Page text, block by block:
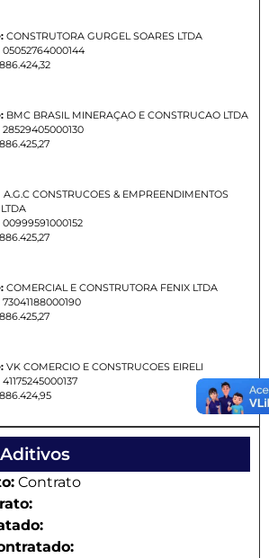
CONSTRUTORA GURGEL SOARES LTDA
05052764000144
BMC BRASIL MINERAÇAO E CONSTRUCAO LTDA
28529405000130
A.G.C CONSTRUCOES & EMPREENDIMENTOS
LTDA
00999591000152
COMERCIAL E CONSTRUTORA FENIX LTDA
73041188000190
VK COMERCIO E CONSTRUCOES EIRELI
41175245000137
Contrato